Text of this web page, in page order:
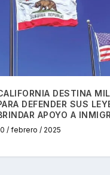
DESTINA
DEFENDER SUS
APOYO A
/ febrero / 2025